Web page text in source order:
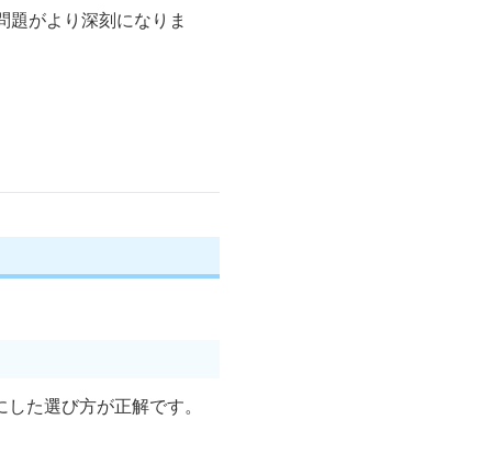
がより深刻になりま
した選び方が正解です。